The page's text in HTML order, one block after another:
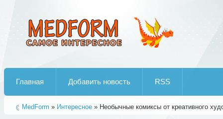
Главная Добавить новость RSS
MedForm » Интересное » Необычные комиксы от креативного